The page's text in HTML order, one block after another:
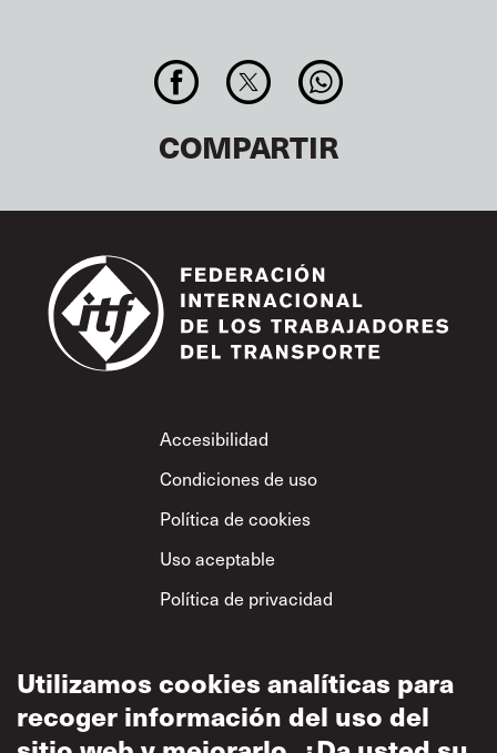
COMPARTIR
Footer
Accesibilidad
Condiciones de uso
Política de cookies
Uso aceptable
Política de privacidad
Utilizamos cookies analíticas para
recoger información del uso del